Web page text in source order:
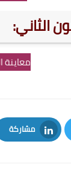
الثاني:
معاينة
مشاركة
LinkedIn